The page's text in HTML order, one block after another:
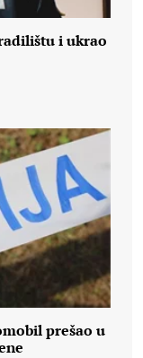
i ukrao
prešao u